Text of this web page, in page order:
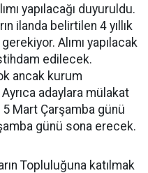
yapılacağı duyuruldu.
ilanda belirtilen 4 yıllık
Alımı yapılacak
edilecek.
ancak kurum
adaylara mülakat
Mart Çarşamba günü
günü sona erecek.
Topluluğuna katılmak